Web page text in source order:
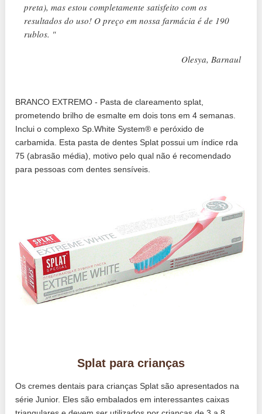
preta), mas estou completamente satisfeito com os
resultados do uso! O preço em nossa farmácia é de 190
rublos. "
Olesya, Barnaul
BRANCO EXTREMO - Pasta de clareamento splat,
prometendo brilho de esmalte em dois tons em 4 semanas.
Inclui o complexo Sp.White System® e peróxido de
carbamida. Esta pasta de dentes Splat possui um índice rda
75 (abrasão média), motivo pelo qual não é recomendado
para pessoas com dentes sensíveis.
Splat para crianças
Os cremes dentais para crianças Splat são apresentados na
série Junior. Eles são embalados em interessantes caixas